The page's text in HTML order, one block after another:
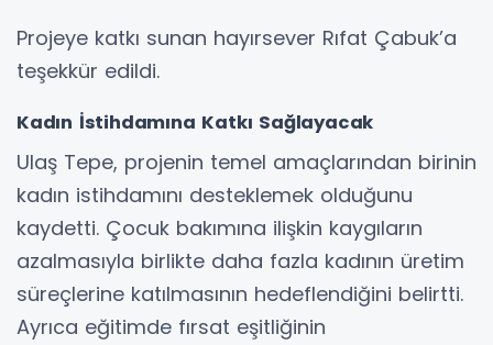
Projeye katkı sunan hayırsever Rıfat Çabuk’a
teşekkür edildi.
Kadın İstihdamına Katkı Sağlayacak
Ulaş Tepe, projenin temel amaçlarından birinin
kadın istihdamını desteklemek olduğunu
kaydetti. Çocuk bakımına ilişkin kaygıların
azalmasıyla birlikte daha fazla kadının üretim
süreçlerine katılmasının hedeflendiğini belirtti.
Ayrıca eğitimde fırsat eşitliğinin